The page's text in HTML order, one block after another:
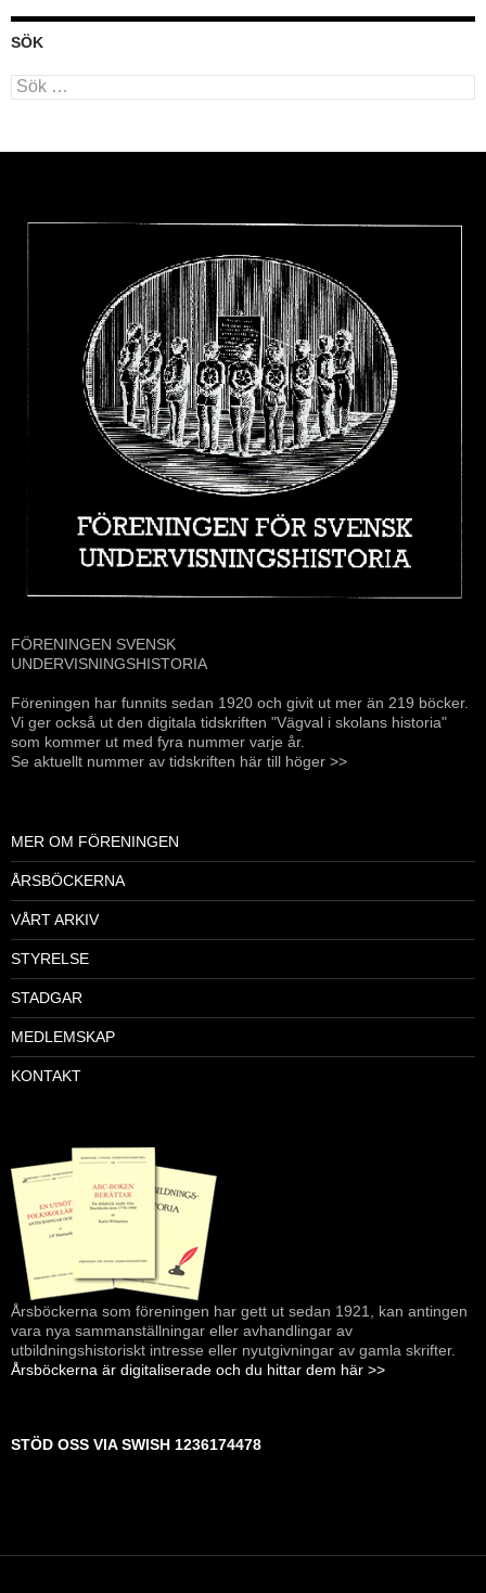
SÖK
Sök
efter:
FÖRENINGEN SVENSK
UNDERVISNINGSHISTORIA
Föreningen har funnits sedan 1920 och givit ut mer än 219 böcker.
Vi ger också ut den digitala tidskriften "Vägval i skolans historia"
som kommer ut med fyra nummer varje år.
Se aktuellt nummer av tidskriften här till höger >>
MER OM FÖRENINGEN
ÅRSBÖCKERNA
VÅRT ARKIV
STYRELSE
STADGAR
MEDLEMSKAP
KONTAKT
Årsböckerna som föreningen har gett ut sedan 1921, kan antingen
vara nya sammanställningar eller avhandlingar av
utbildningshistoriskt intresse eller nyutgivningar av gamla skrifter.
Årsböckerna är digitaliserade och du hittar dem här >>
STÖD OSS VIA SWISH 1236174478